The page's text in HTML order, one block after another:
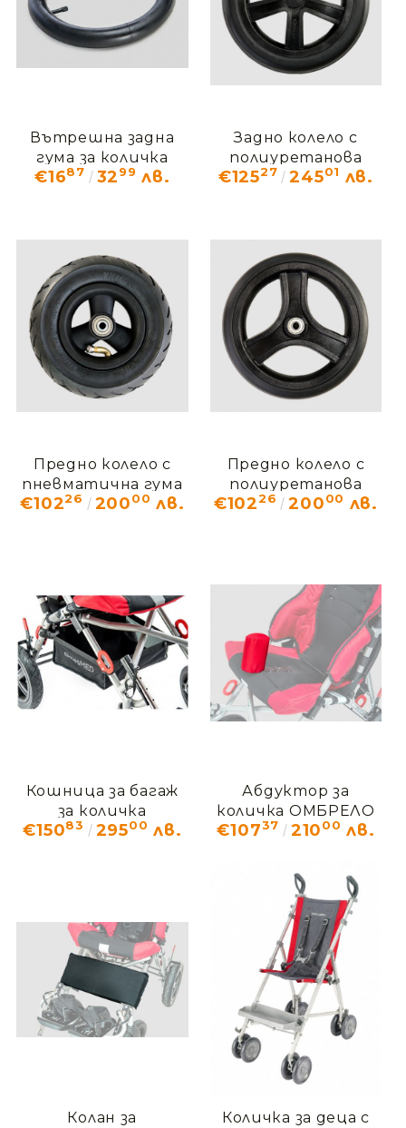
Вътрешна задна
гума за количка
ОМБРЕЛО ОМО_703
€1687 3299 лв.
Задно колело с
полиуретанова
гума за количка
€12527 24501 лв.
Предно колело с
пневматична гума
за количка
€10226 20000 лв.
Предно колело с
полиуретанова
гума за количка
€10226 20000 лв.
Кошница за багаж
за количка
ОМБРЕЛО OMО_505
€15083 29500 лв.
Абдуктор за
количка ОМБРЕЛО
OMO_128
€10737 21000 лв.
Колан за
Количка за деца с